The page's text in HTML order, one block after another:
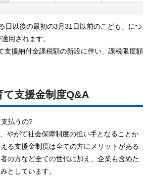
日以後の最初の3月31日以前のこども」につ
用されます。
支援納付金課税額の新設に伴い、課税限度額
支援金制度Q&A
払うの?
やがて社会保障制度の担い手となることか
る支援金制度は全ての方にメリットがある
の方など全ての世代に加え、企業も含めた
としています。